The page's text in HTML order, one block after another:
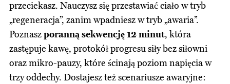
przeciekasz. Nauczysz się przestawiać ciało w tryb
„regeneracja”, zanim wpadniesz w tryb „awaria”.
Poznaszporanną sekwencję 12 minut, która
zastępuje kawę, protokół progresu siły bez siłowni
oraz mikro-pauzy, które ścinają poziom napięcia w
trzy oddechy. Dostajesz też scenariusze awaryjne: